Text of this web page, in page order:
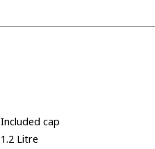
Included cap
1.2 Litre